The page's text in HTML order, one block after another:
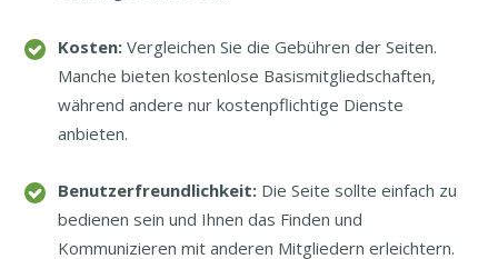
Kosten: Vergleichen Sie die Gebühren der Seiten.
Manche bieten kostenlose Basismitgliedschaften,
während andere nur kostenpflichtige Dienste
anbieten.
Benutzerfreundlichkeit: Die Seite sollte einfach zu
bedienen sein und Ihnen das Finden und
Kommunizieren mit anderen Mitgliedern erleichtern.